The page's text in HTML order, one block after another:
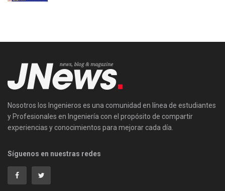
Nosotros los Ingenieros es una comunidad en línea de estudiantes
y Profesionales en Ingeniería con el propósito de compartir
experiencias y conocimientos para mejorar cada día.
Síguenos en nuestras redes